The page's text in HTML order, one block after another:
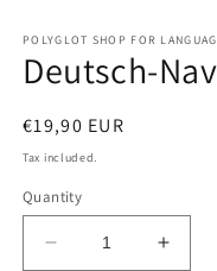
POLYGLOT SHOP FOR
Deutsch-
Regular
price
€19,90 EUR
Tax included.
Quantity
Decrease